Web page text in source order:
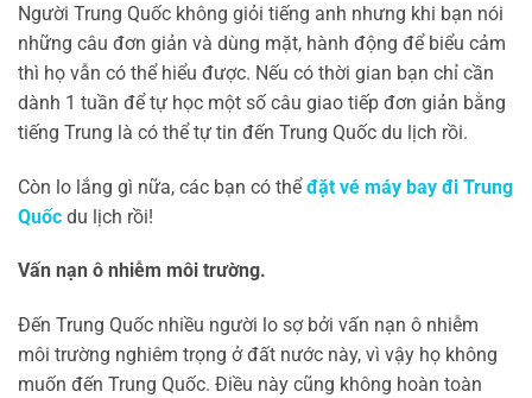
Người Trung Quốc không giỏi tiếng anh nhưng khi bạn nói
những câu đơn giản và dùng mặt, hành động để biểu cảm
thì họ vẫn có thể hiểu được. Nếu có thời gian bạn chỉ cần
dành 1 tuần để tự học một số câu giao tiếp đơn giản bằng
tiếng Trung là có thể tự tin đến Trung Quốc du lịch rồi.
Còn lo lắng gì nữa, các bạn có thểđặt vé máy bay đi Trung
Quốc du lịch rồi!
Vấn nạn ô nhiễm môi trường.
Đến Trung Quốc nhiều người lo sợ bởi vấn nạn ô nhiễm
môi trường nghiêm trọng ở đất nước này, vì vậy họ không
muốn đến Trung Quốc. Điều này cũng không hoàn toàn